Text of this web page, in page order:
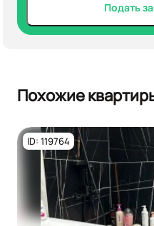
Подать
Похожие
ID: 119764